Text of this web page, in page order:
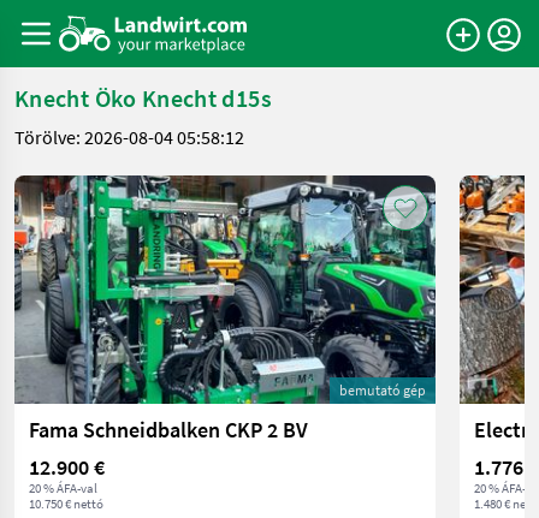
Knecht Öko Knecht d15s
Törölve: 2026-08-04 05:58:12
bemutató gép
Fama Schneidbalken CKP 2 BV
12.900 €
20 % ÁFA-val
10.750 € nettó
1.776 €
20 % ÁFA-
1.480 €